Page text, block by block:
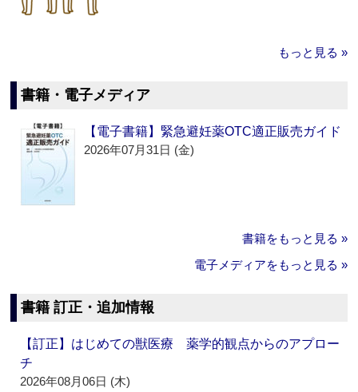
もっと見る »
書籍・電子メディア
【電子書籍】緊急避妊薬OTC適正販売ガイド
2026年07月31日 (金)
書籍をもっと見る »
電子メディアをもっと見る »
書籍 訂正・追加情報
【訂正】はじめての獣医療 薬学的観点からのアプロー
チ
2026年08月06日 (木)